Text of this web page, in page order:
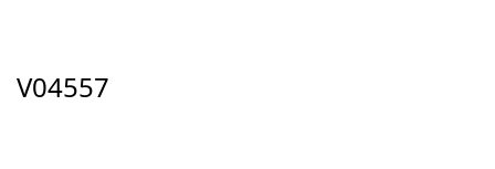
V04557